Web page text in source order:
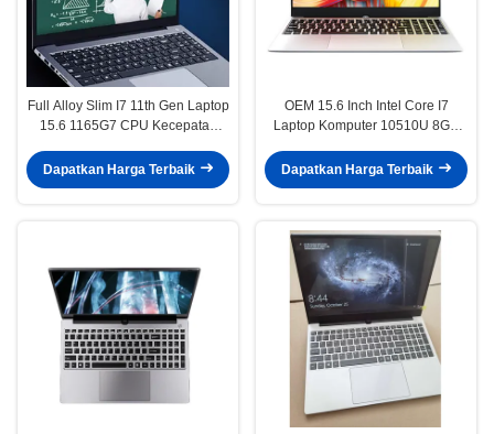
Full Alloy Slim I7 11th Gen Laptop
15.6 1165G7 CPU Kecepatan
Game Office
Dapatkan Harga Terbaik
OEM 15.6 Inch Intel Core I7
Laptop Komputer 10510U 8GB
Dapatkan Harga Terbaik